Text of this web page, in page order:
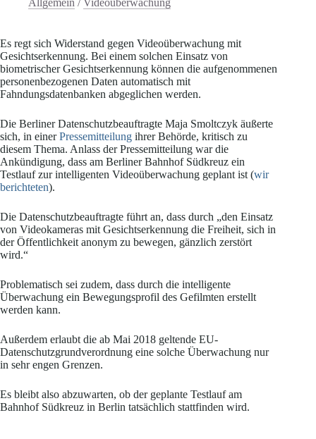
Es regt sich Widerstand gegen Videoüberwachung mit
Gesichtserkennung. Bei einem solchen Einsatz von
biometrischer Gesichtserkennung können die aufgenommenen
personenbezogenen Daten automatisch mit
Fahndungsdatenbanken abgeglichen werden.
Die Berliner Datenschutzbeauftragte Maja Smoltczyk äußerte
sich, in einerPressemitteilung ihrer Behörde, kritisch zu
diesem Thema. Anlass der Pressemitteilung war die
Ankündigung, dass am Berliner Bahnhof Südkreuz ein
Testlauf zur intelligenten Videoüberwachung geplant ist (wir
berichteten).
Die Datenschutzbeauftragte führt an, dass durch „den Einsatz
von Videokameras mit Gesichtserkennung die Freiheit, sich in
der Öffentlichkeit anonym zu bewegen, gänzlich zerstört
wird.“
Problematisch sei zudem, dass durch die intelligente
Überwachung ein Bewegungsprofil des Gefilmten erstellt
werden kann.
Außerdem erlaubt die ab Mai 2018 geltende EU-
Datenschutzgrundverordnung eine solche Überwachung nur
in sehr engen Grenzen.
Es bleibt also abzuwarten, ob der geplante Testlauf am
Bahnhof Südkreuz in Berlin tatsächlich stattfinden wird.